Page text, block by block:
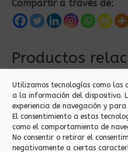
Utilizamos tecnologías como las
a la información del dispositivo.
experiencia de navegación y
El consentimiento a estas
como el comportamiento de
No consentir o retirar el
negativamente a ciertas
Compartir a través de:
Productos